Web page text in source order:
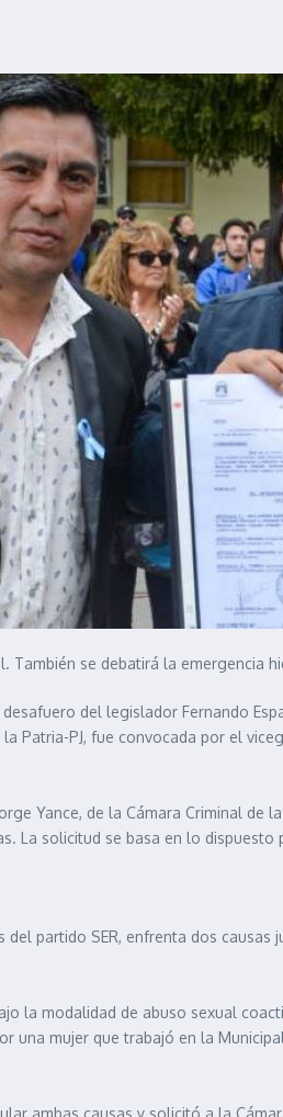
se debatirá la emergencia
del legislador Fernando
Patria-PJ, fue convocada por el
Yance, de la Cámara Criminal de
solicitud se basa en lo dispuesto
partido SER, enfrenta dos causas
la modalidad de abuso sexual
mujer que trabajó en la
ambas causas y solicitó a la